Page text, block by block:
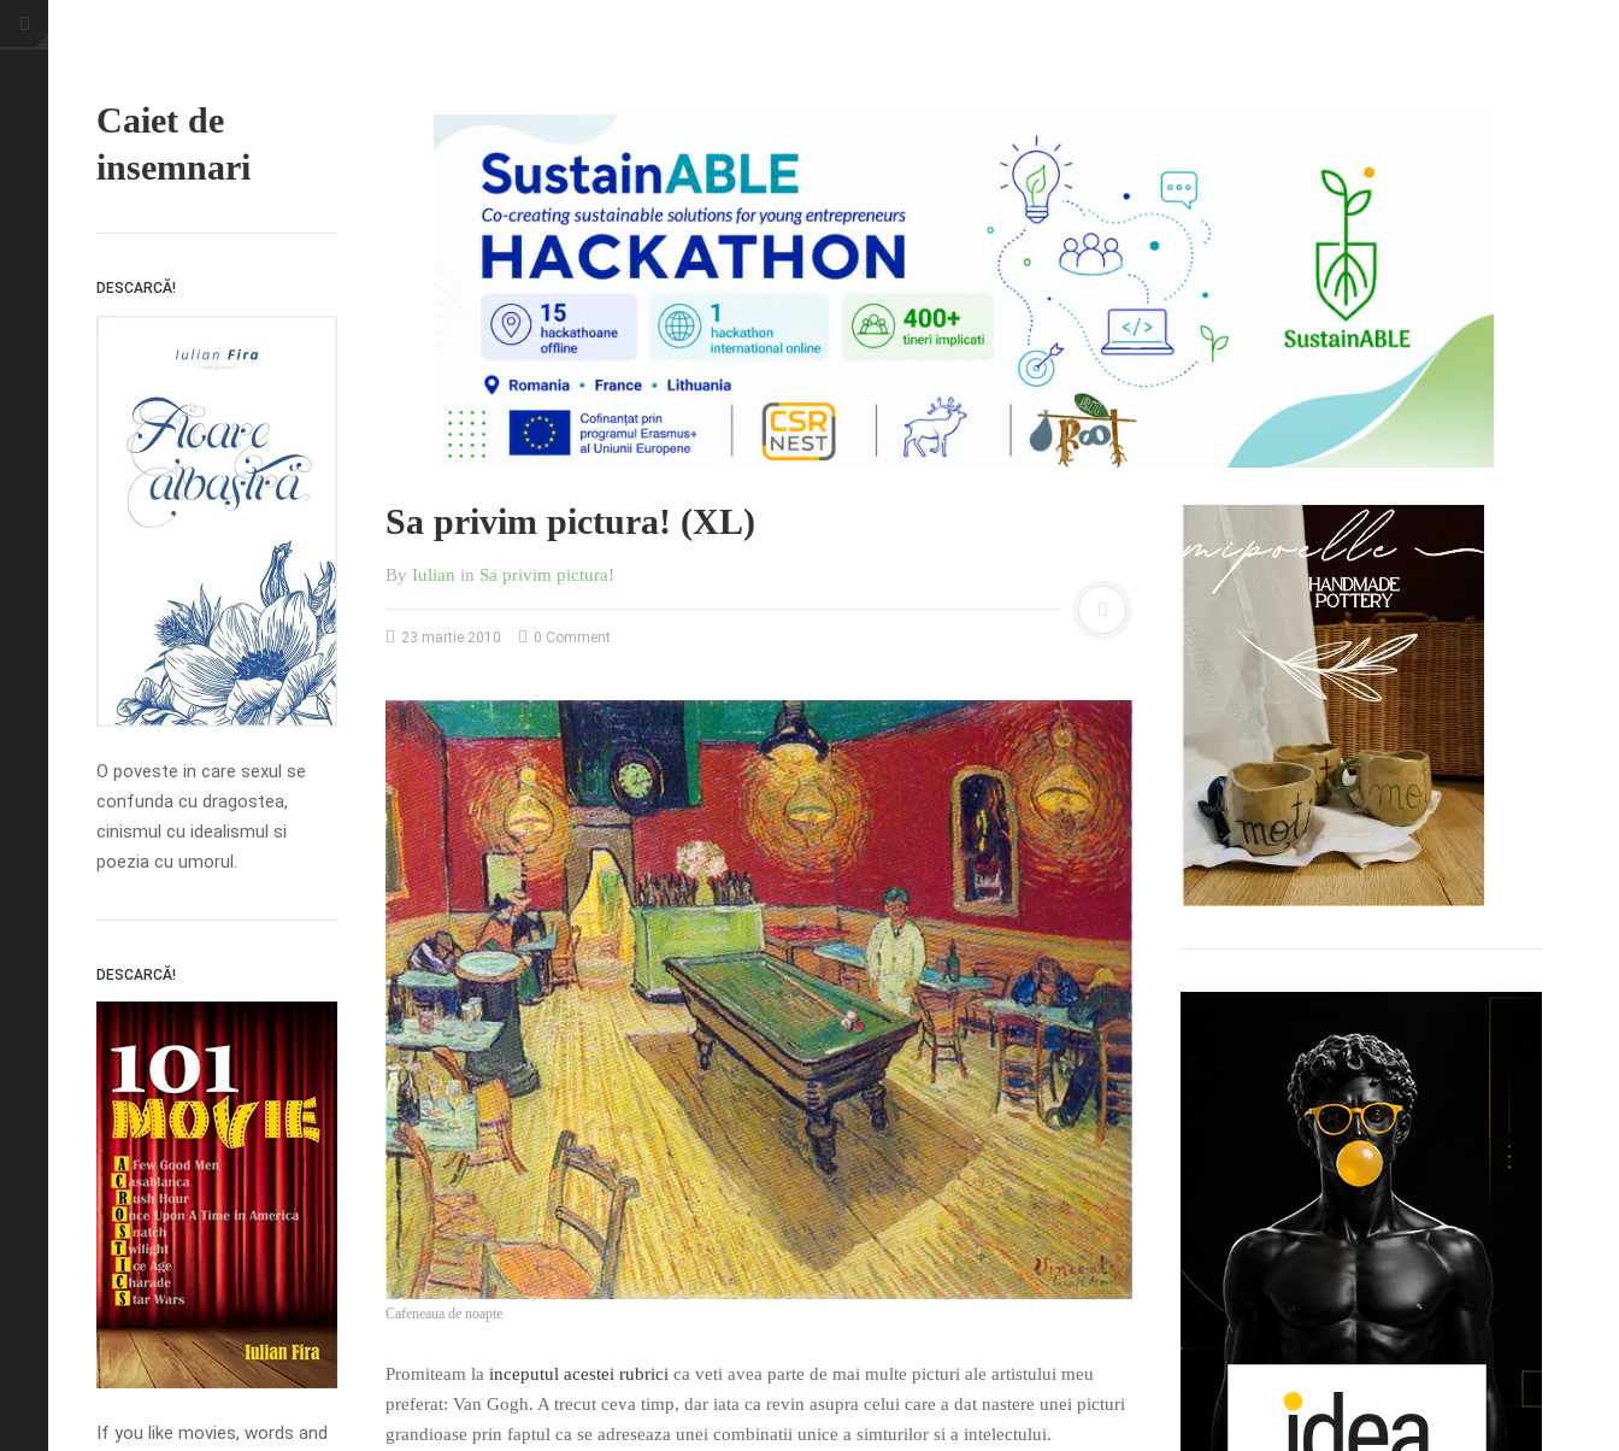
Caiet de
insemnari
DESCARCĂ!
O poveste in care sexul se
confunda cu dragostea,
cinismul cu idealismul si
poezia cu umorul.
DESCARCĂ!
If you like movies, words and
Sa privim pictura! (XL)
By Iulian in Sa privim pictura!
23 martie 2010 0 Comment
Cafeneaua de noapte
Promiteam la inceputul acestei rubrici ca veti avea parte de mai multe picturi ale artistului meu
preferat: Van Gogh. A trecut ceva timp, dar iata ca revin asupra celui care a dat nastere unei picturi
grandioase prin faptul ca se adreseaza unei combinatii unice a simturilor si a intelectului.